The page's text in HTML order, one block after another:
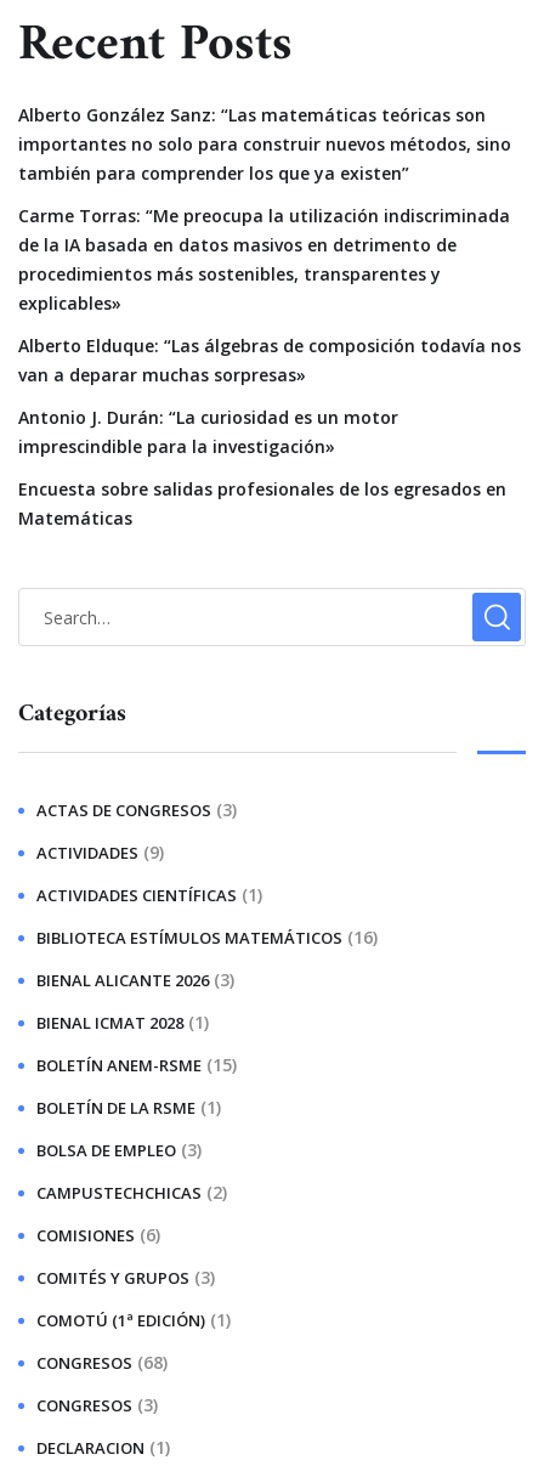
Recent Posts
Alberto González Sanz: “Las matemáticas teóricas son
importantes no solo para construir nuevos métodos, sino
también para comprender los que ya existen”
Carme Torras: “Me preocupa la utilización indiscriminada
de la IA basada en datos masivos en detrimento de
procedimientos más sostenibles, transparentes y
explicables»
Alberto Elduque: “Las álgebras de composición todavía nos
van a deparar muchas sorpresas»
Antonio J. Durán: “La curiosidad es un motor
imprescindible para la investigación»
Encuesta sobre salidas profesionales de los egresados en
Matemáticas
Categorías
ACTAS DE CONGRESOS (3)
ACTIVIDADES (9)
ACTIVIDADES CIENTÍFICAS (1)
BIBLIOTECA ESTÍMULOS MATEMÁTICOS (16)
BIENAL ALICANTE 2026 (3)
BIENAL ICMAT 2028 (1)
BOLETÍN ANEM-RSME (15)
BOLETÍN DE LA RSME (1)
BOLSA DE EMPLEO (3)
CAMPUSTECHCHICAS (2)
COMISIONES (6)
COMITÉS Y GRUPOS (3)
COMOTÚ (1ª EDICIÓN) (1)
CONGRESOS (68)
CONGRESOS (3)
DECLARACION (1)